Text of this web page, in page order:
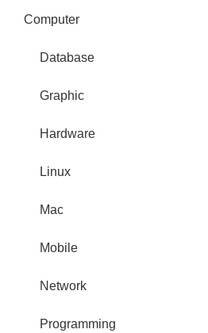
Computer
Database
Graphic
Hardware
Linux
Mac
Mobile
Network
Programming